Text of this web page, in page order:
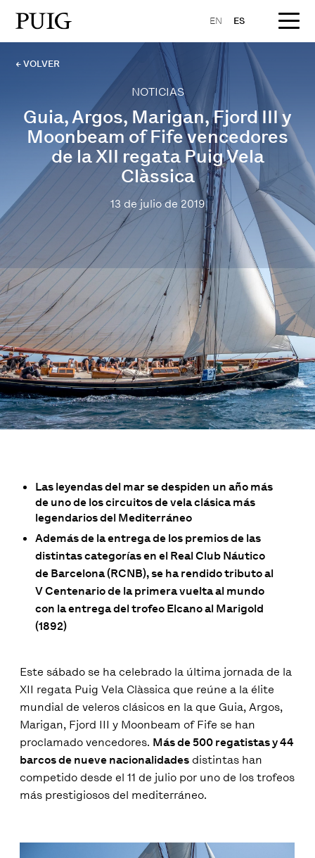
EN ES
← VOLVER
NOTICIAS
Guia, Argos, Marigan, Fjord III y
Moonbeam of Fife vencedores
de la XII regata Puig Vela
Clàssica
13 de julio de 2019
Las leyendas del mar se despiden un año más
de uno de los circuitos de vela clásica más
legendarios del Mediterráneo
Además de la entrega de los premios de las
distintas categorías en el Real Club Náutico
de Barcelona (RCNB), se ha rendido tributo al
V Centenario de la primera vuelta al mundo
con la entrega del trofeo Elcano al Marigold
(1892)
Este sábado se ha celebrado la última jornada de la
XII regata Puig Vela Clàssica que reúne a la élite
mundial de veleros clásicos en la que Guia, Argos,
Marigan, Fjord III y Moonbeam of Fife se han
proclamado vencedores. Más de 500 regatistas y 44
barcos de nueve nacionalidades distintas han
competido desde el 11 de julio por uno de los trofeos
más prestigiosos del mediterráneo.